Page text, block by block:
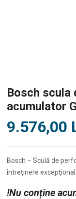
Bosch scula
acumulator
9.576,00
Bosch – Sculă de
întreţinere excepţional
!Nu conține